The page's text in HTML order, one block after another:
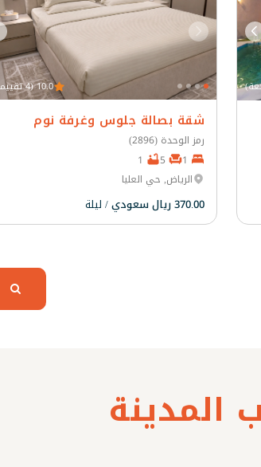
10.0 (4 تقييمات)
شقة بصالة جلوس وغرفة نوم
رمز الوحدة (2896)
الرياض, حي العليا
370.00 ريال سعودي / ليلة